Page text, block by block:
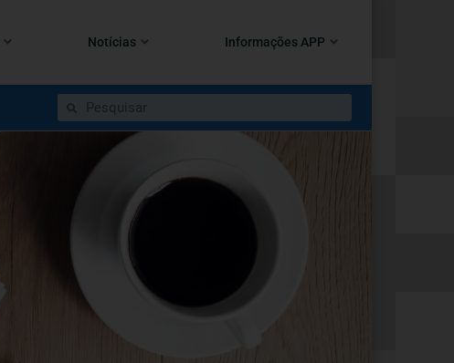
Notícias Informações APP